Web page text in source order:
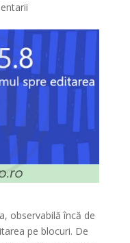
observabilă încă de
pe blocuri. De